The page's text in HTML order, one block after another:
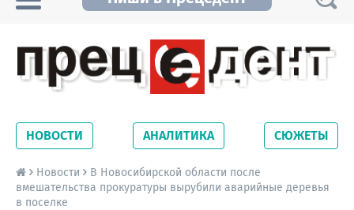
Новосибирской области. Читайте свежие
новости на сайте сетевого издания
Precedent.
НОВОСТИ АНАЛИТИКА СЮЖЕТЫ
Новости
В Новосибирской области после
вмешательства прокуратуры вырубили аварийные деревья
в поселке